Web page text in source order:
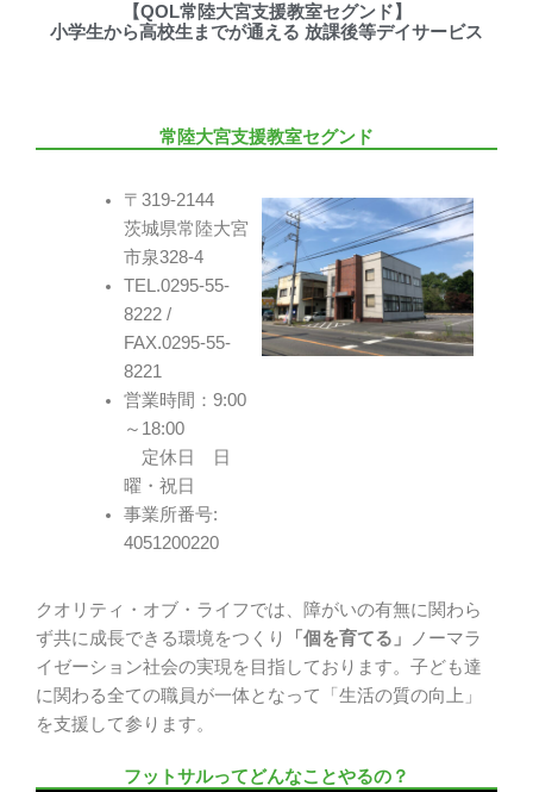
【QOL常陸大宮支援教室セグンド】
小学生から高校生までが通える 放課後等デイサービス
常陸大宮支援教室セグンド
〒319-2144
茨城県常陸大宮
市泉328-4
TEL.0295-55-
8222 /
FAX.0295-55-
8221
営業時間：9:00
～18:00
定休日 日
曜・祝日
事業所番号:
4051200220
クオリティ・オブ・ライフでは、障がいの有無に関わら
ず共に成長できる環境をつくり
「個を育てる」
ノーマラ
イゼーション社会の実現を目指しております。子ども達
に関わる全ての職員が一体となって「生活の質の向上」
を支援して参ります。
フットサルってどんなことやるの？